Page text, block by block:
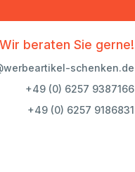
Wir beraten Sie gerne!
schenken.de
+49 (0) 6257 9387166
+49 (0) 6257 9186831